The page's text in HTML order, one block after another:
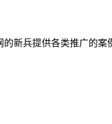
新兵提供各类推广的案